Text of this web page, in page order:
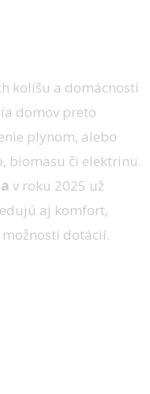
kolíšu a domácnosti
domov preto
plynom, alebo
biomasu či elektrinu.
v roku 2025 už
aj komfort,
dotácií.